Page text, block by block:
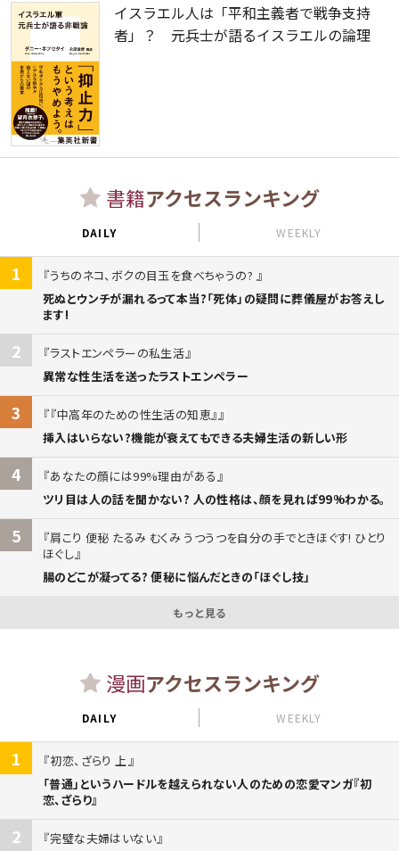
イスラエル人は「平和主義者で戦争支持
者」？ 元兵士が語るイスラエルの論理
書籍アクセスランキング
DAILY WEEKLY
1
うちのネコ、ボクの目玉を食べちゃうの?
死ぬとウンチが漏れるって本当?「死体」の疑問に葬儀屋がお答えし
ます!
2
ラストエンペラーの私生活
異常な性生活を送ったラストエンペラー
3
『中高年のための性生活の知恵』
挿入はいらない?機能が衰えてもできる夫婦生活の新しい形
4
あなたの顔には99%理由がある
ツリ目は人の話を聞かない? 人の性格は、顔を見れば99%わかる。
5
肩こり 便秘 たるみ むくみ うつうつを自分の手でときほぐす! ひとり
ほぐし
腸のどこが凝ってる? 便秘に悩んだときの「ほぐし技」
もっと見る
漫画アクセスランキング
DAILY WEEKLY
1
初恋、ざらり 上
「普通」というハードルを越えられない人のための恋愛マンガ『初
恋、ざらり』
2
完璧な夫婦はいない